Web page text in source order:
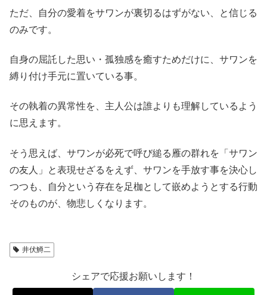
ただ、自分の愛着をサワンが裏切るはずがない、と信じる
のみです。
自身の屈託した思い・孤独感を癒すためだけに、サワンを
縛り付け手元に置いている事。
その執着の異常性を、主人公は誰よりも理解しているよう
に思えます。
そう思えば、サワンが必死で呼び縋る雁の群れを「サワン
の友人」と表現せざるをえず、サワンを手放す事を決心し
つつも、自分という存在を足枷として嵌めようとする行動
そのものが、物悲しくなります。
井伏鱒二
シェアで応援お願いします！